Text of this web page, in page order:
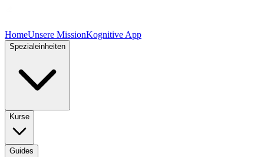
HomeUnsere MissionKognitive App
Spezialeinheiten
Kurse
Guides